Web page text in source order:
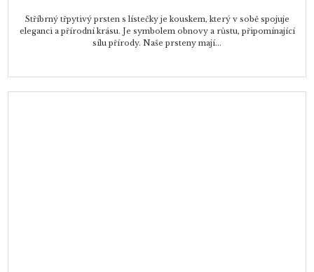
Stříbrný třpytivý prsten s lístečky je kouskem, který v sobě spojuje
eleganci a přírodní krásu. Je symbolem obnovy a růstu, připomínající
sílu přírody. Naše prsteny mají...